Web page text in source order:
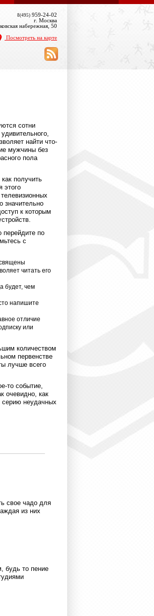
8(495) 959-24-02
г. Москва
набережная, 50
Посмотреть на карте
сотни
найти что-
мужчины без
пола
получить
этого
значительно
к которым
перейдите по
с
читать его
будет, чем
напишите
отличие
или
количеством
первенстве
лучше всего
то событие,
очевидно, как
серию неудачных
свое чадо для
из них
будь то пение